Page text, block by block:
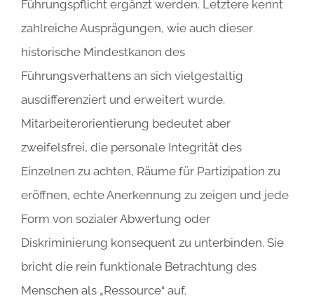
Führungspflicht ergänzt werden. Letztere kennt
zahlreiche Ausprägungen, wie auch dieser
historische Mindestkanon des
Führungsverhaltens an sich vielgestaltig
ausdifferenziert und erweitert wurde.
Mitarbeiterorientierung bedeutet aber
zweifelsfrei, die personale Integrität des
Einzelnen zu achten, Räume für Partizipation zu
eröffnen, echte Anerkennung zu zeigen und jede
Form von sozialer Abwertung oder
Diskriminierung konsequent zu unterbinden. Sie
bricht die rein funktionale Betrachtung des
Menschen als „Ressource“ auf.